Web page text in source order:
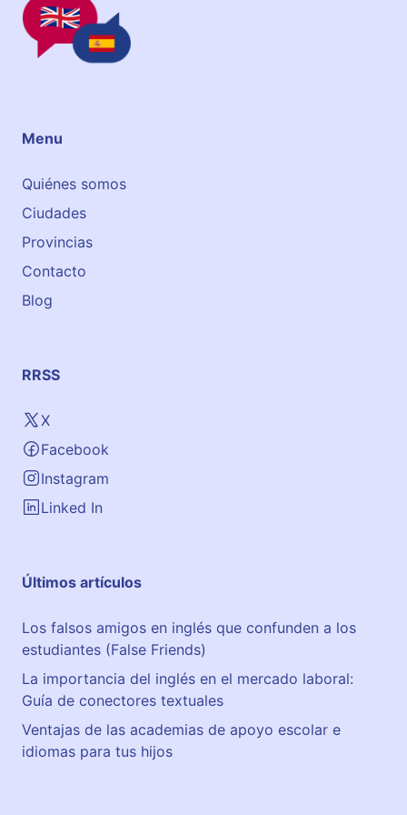
m
a
s
A
c
a
Menu
Quiénes somos
Ciudades
Provincias
Contacto
Blog
RRSS
X
Facebook
Instagram
Linked In
Últimos artículos
Los falsos amigos en inglés que confunden a los
estudiantes (False Friends)
La importancia del inglés en el mercado laboral:
Guía de conectores textuales
Ventajas de las academias de apoyo escolar e
idiomas para tus hijos